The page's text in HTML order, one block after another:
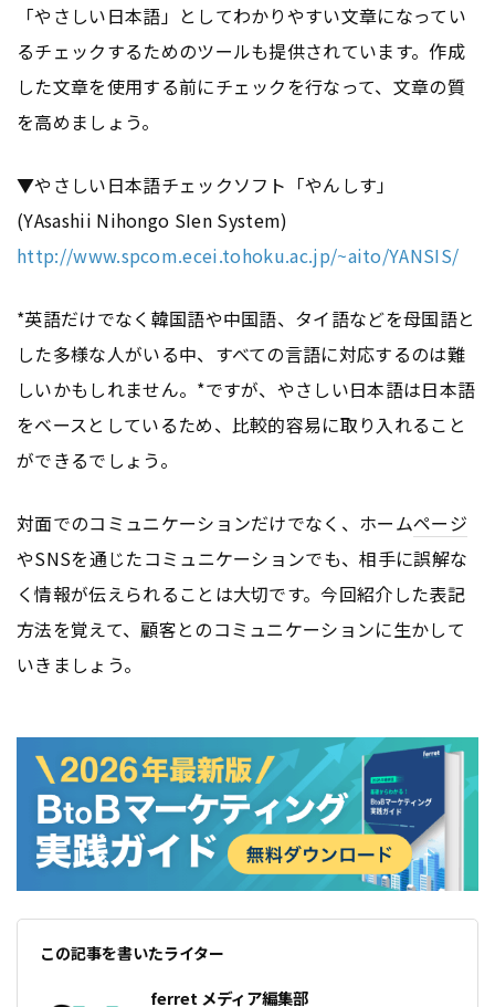
「やさしい日本語」としてわかりやすい文章になってい
るチェックするためのツールも提供されています。作成
した文章を使用する前にチェックを行なって、文章の質
を高めましょう。
▼やさしい日本語チェックソフト「やんしす」
(YAsashii Nihongo SIen System)
http://www.spcom.ecei.tohoku.ac.jp/~aito/YANSIS/
*英語だけでなく韓国語や中国語、タイ語などを母国語と
した多様な人がいる中、すべての言語に対応するのは難
しいかもしれません。*ですが、やさしい日本語は日本語
をベースとしているため、比較的容易に取り入れること
ができるでしょう。
対面でのコミュニケーションだけでなく、ホームページ
やSNSを通じたコミュニケーションでも、相手に誤解な
く情報が伝えられることは大切です。今回紹介した表記
方法を覚えて、顧客とのコミュニケーションに生かして
いきましょう。
この記事を書いたライター
ferret メディア編集部